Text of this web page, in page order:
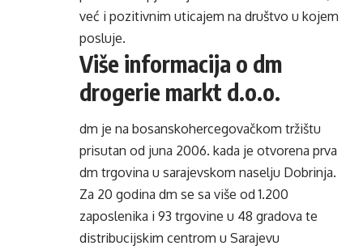
već i pozitivnim uticajem na društvo u kojem
posluje.
Više informacija o dm
drogerie markt d.o.o.
dm je na bosanskohercegovačkom tržištu
prisutan od juna 2006. kada je otvorena prva
dm trgovina u sarajevskom naselju Dobrinja.
Za 20 godina dm se sa više od 1.200
zaposlenika i 93 trgovine u 48 gradova te
distribucijskim centrom u Sarajevu